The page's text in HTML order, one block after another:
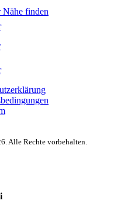
finden
Alle Rechte vorbehalten.